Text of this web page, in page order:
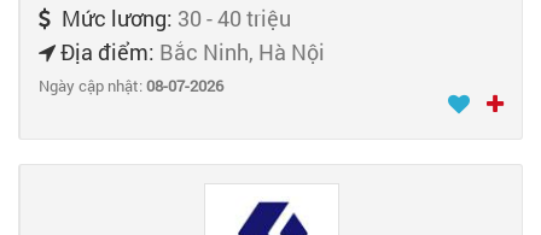
Mức lương: 30 - 40 triệu
Địa điểm: Bắc Ninh, Hà Nội
Ngày cập nhật:08-07-2026